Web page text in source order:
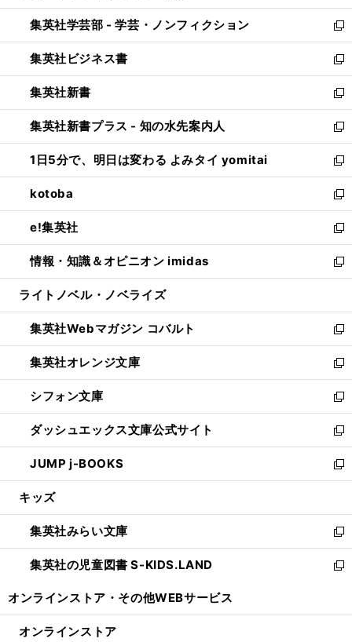
開
く
ウ
で
開
く
ン
ド
ウ
で
開
く
ウ
ィ
ン
ド
ウ
で
開
く
集英社学芸部 - 学芸・ノンフィクション
新
し
い
ウ
ィ
ン
ド
ウ
で
開
く
集英社ビジネス書
新
し
い
ウ
ィ
ン
ド
ウ
で
開
く
集英社新書
新
し
い
ウ
ィ
ン
ド
ウ
で
開
く
集英社新書プラス - 知の水先案内人
新
し
い
ウ
ィ
ン
ド
ウ
で
開
1日5分で、明日は変わる よみタイ yomitai
新
し
い
ウ
ィ
ン
ド
ウ
開
く
kotoba
新
し
い
ウ
ィ
ン
ウ
で
開
く
e!集英社
新
し
い
ウ
ン
ド
ウ
で
開
く
情報・知識＆オピニオン imidas
新
し
ウ
ィ
ン
ド
ウ
で
開
く
ライトノベル・ノベライズ
集英社Webマガジン コバルト
新
し
い
ウ
ィ
ン
ド
ウ
で
開
集英社オレンジ文庫
新
し
い
ウ
ィ
ン
ド
ウ
開
く
シフォン文庫
新
し
い
ウ
ィ
ン
ウ
で
開
く
ダッシュエックス文庫公式サイト
新
し
い
ウ
ン
ド
ウ
で
JUMP j-BOOKS
新
し
ウ
ィ
ン
ド
開
キッズ
集英社みらい文庫
新
し
い
ン
集英社の児童図書 S-KIDS.LAND
新
ウ
オンラインストア・ その他WEBサービス
オンラインストア